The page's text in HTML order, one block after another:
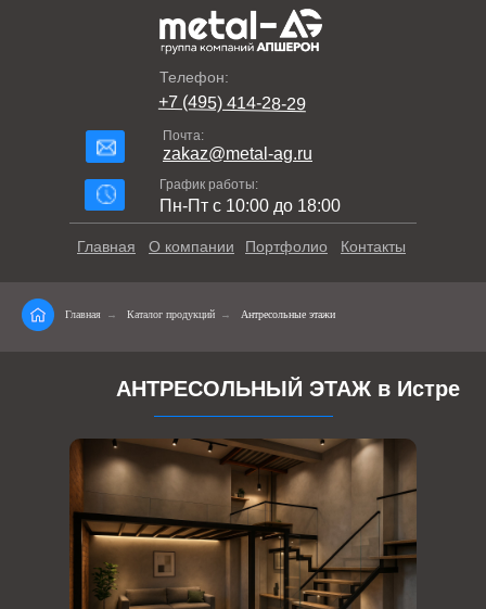
Телефон:
+7 (495) 414-28-29
Почта:
zakaz@metal-ag.ru
График работы:
Пн-Пт с 10:00 до 18:00
Контакты
Портфолио
О компании
Главная
Главная → Каталог продукций → Антресольные этажи
АНТРЕСОЛЬНЫЙ ЭТАЖ в Истре